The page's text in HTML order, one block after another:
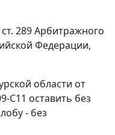
ст. 289 Арбитражного
Федерации,
области от
С11 оставить без
- без